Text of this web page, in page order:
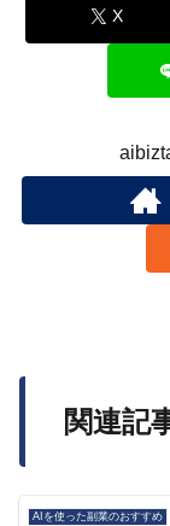
X
関連記
AIを使った副業のおすすめ